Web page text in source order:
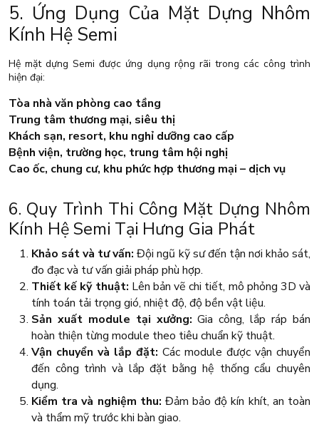
5. Ứng Dụng Của Mặt Dựng Nhôm
Kính Hệ Semi
Hệ mặt dựng Semi được ứng dụng rộng rãi trong các công trình
hiện đại:
Tòa nhà văn phòng cao tầng
Trung tâm thương mại, siêu thị
Khách sạn, resort, khu nghỉ dưỡng cao cấp
Bệnh viện, trường học, trung tâm hội nghị
Cao ốc, chung cư, khu phức hợp thương mại – dịch vụ
6. Quy Trình Thi Công Mặt Dựng Nhôm
Kính Hệ Semi Tại Hưng Gia Phát
Khảo sát và tư vấn: Đội ngũ kỹ sư đến tận nơi khảo sát,
đo đạc và tư vấn giải pháp phù hợp.
Thiết kế kỹ thuật: Lên bản vẽ chi tiết, mô phỏng 3D và
tính toán tải trọng gió, nhiệt độ, độ bền vật liệu.
Sản xuất module tại xưởng: Gia công, lắp ráp bán
hoàn thiện từng module theo tiêu chuẩn kỹ thuật.
Vận chuyển và lắp đặt: Các module được vận chuyển
đến công trình và lắp đặt bằng hệ thống cẩu chuyên
dụng.
Kiểm tra và nghiệm thu: Đảm bảo độ kín khít, an toàn
và thẩm mỹ trước khi bàn giao.